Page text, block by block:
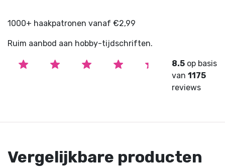
1000+ haakpatronen vanaf €2,99
Ruim aanbod aan hobby-tijdschriften.
8.5 op basis
van1175
reviews
Vergelijkbare producten